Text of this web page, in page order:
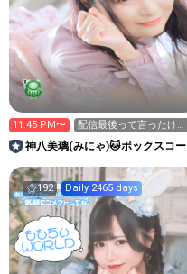
11:45 PM〜
配信最後って言ったけど
明日を最後にするね
神八美璃(みにゃ)🐱ボックスコー
192 Daily 2465 days